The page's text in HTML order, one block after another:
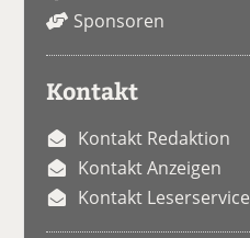
Sponsoren
Kontakt
Kontakt Redaktion
Kontakt Anzeigen
Kontakt Leserservice